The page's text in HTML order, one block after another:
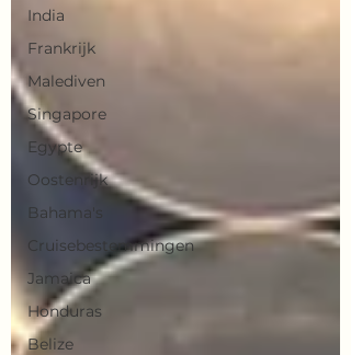
India
Frankrijk
Malediven
Singapore
Egypte
Oostenrijk
Bahama's
Cruisebestemmingen
Jamaica
Honduras
Belize